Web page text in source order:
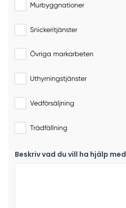
Murbyggnationer
Snickeritjänster
Övriga markarbeten
Uthyrningstjänster
Vedförsäljning
Trädfällning
Beskriv vad du vill ha hjälp med